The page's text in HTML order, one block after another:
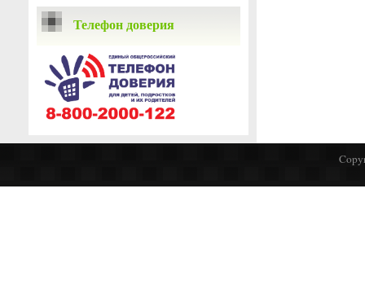
Телефон доверия